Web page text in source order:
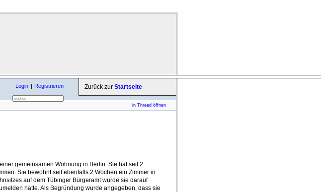
Zurück zur Startseite
Login Registrieren
in Thread öffnen
gemeinsamen Wohnung in Berlin. Sie hat seit 2
Sie bewohnt seit ebenfalls 2 Wochen ein Zimmer in
auf dem Tübinger Bürgeramt wurde sie darauf
hätte. Als Begründung wurde angegeben, dass sie